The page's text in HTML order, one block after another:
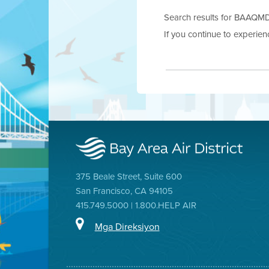
Search results for
If you continue to
375 Beale Street, Suite 600
San Francisco, CA 94105
415.749.5000 | 1.800.HELP AIR
Mga Direksiyon